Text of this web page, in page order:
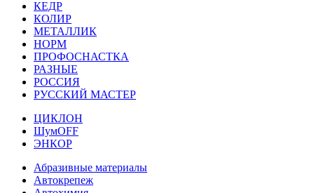
КЕДР
КОЛИР
МЕТАЛЛИК
НОРМ
ПРОФОСНАСТКА
РАЗНЫЕ
РОССИЯ
РУССКИЙ МАСТЕР
ЦИКЛОН
ШумOFF
ЭНКОР
Абразивные материалы
Автокрепеж